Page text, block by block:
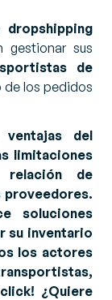
dropshipping
gestionar sus
de
de los pedidos
del
limitaciones
relación de
proveedores.
soluciones
su inventario
los actores
¿Quiere